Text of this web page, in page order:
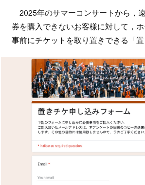
2025年のサマーコンサートから，
券を購入できないお客様に対して，
事前にチケットを取り置きできる「